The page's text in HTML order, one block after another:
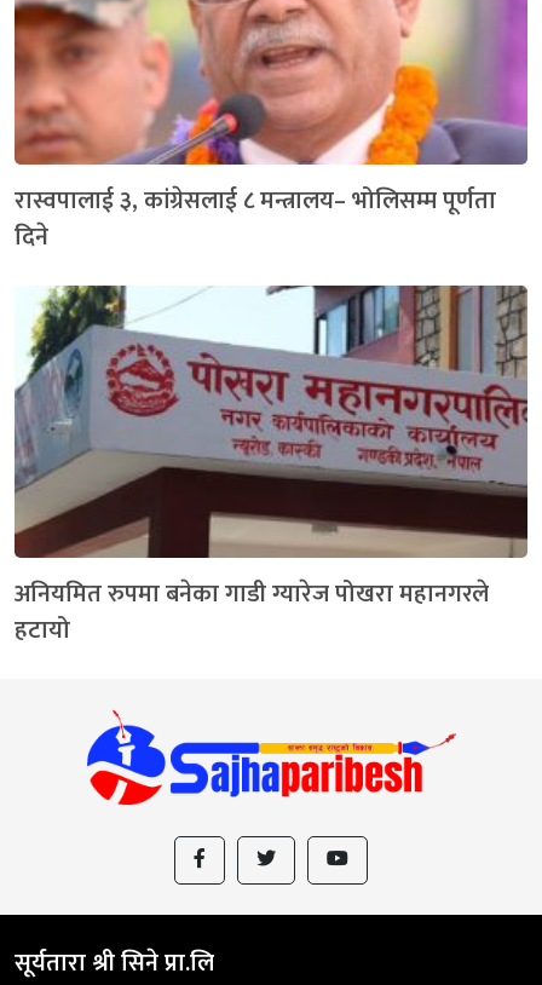
रास्वपालाई ३, कांग्रेसलाई ८ मन्त्रालय– भोलिसम्म पूर्णता
दिने
अनियमित रुपमा बनेका गाडी ग्यारेज पोखरा महानगरले
हटायो
सूर्यतारा श्री सिने प्रा.लि